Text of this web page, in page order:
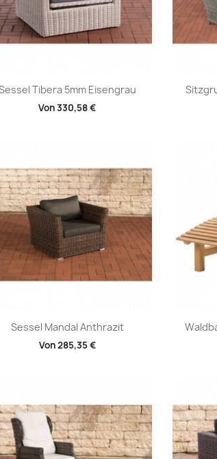
Tibera 5mm Eisengrau
Von330,58 €
Vorschau
Sessel Mandal Anthrazit
Von285,35 €
Vorschau